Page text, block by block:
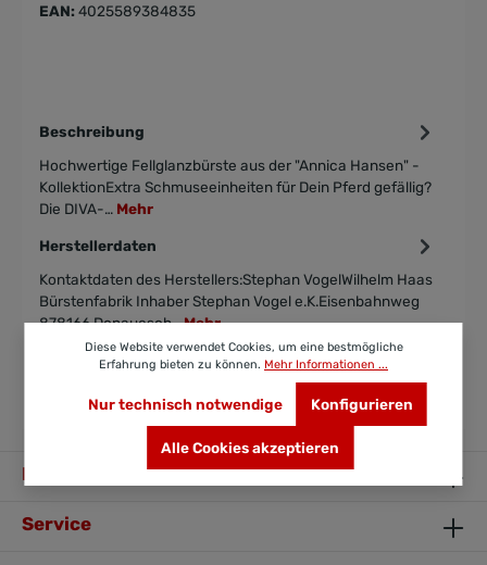
EAN: 4025589384835
Beschreibung
Hochwertige Fellglanzbürste aus der "Annica Hansen" -
KollektionExtra Schmuseeinheiten für Dein Pferd gefällig?
Die DIVA-… Mehr
Herstellerdaten
Kontaktdaten des Herstellers:Stephan VogelWilhelm Haas
Bürstenfabrik Inhaber Stephan Vogel e.K.Eisenbahnweg
878166 Donauesch…Mehr
Bewertungen
Ihr Kontakt zu uns
Service
Diese Website verwendet Cookies, um eine bestmögliche
Erfahrung bieten zu können. Mehr Informationen ...
Nur technisch notwendige Konfigurieren
Alle Cookies akzeptieren